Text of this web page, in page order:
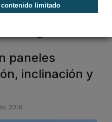
limitado
solar
paneles
inclinación y
2019